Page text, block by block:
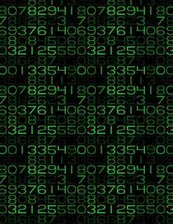
desde cero /Re: Ejercicio de
2022, 20:23 »
curso tienes explicaciones y ejercicios
web: JavaScript desde cero enhttps://
en Funciones JavaScript. Concepto.
resuelto:https://aprenderaprogramar.com/
Visual Basic, HTML, PHP, CSS, Javascript,
2022, 19:22 »
revise este ejercicio dejo algunos comentarios.
D.F. me aparece como país México, lo
se deshabilitan las ciudades que no